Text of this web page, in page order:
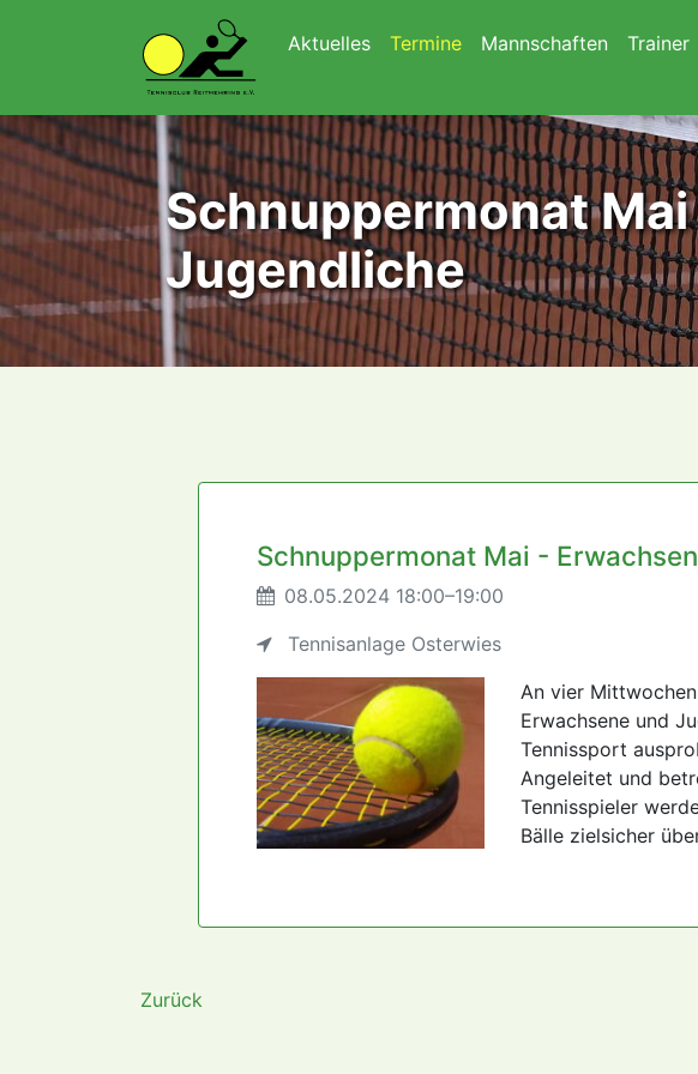
Navigation überspringen
Aktuelles Termine Mannschaften Trainer
Schnuppermonat
Jugendliche
Schnuppermonat Mai -
08.05.2024 18:00–19:00
Tennisanlage Osterwies
An vier
Erwachsene und
Tennissport
Angeleitet und
Tennisspieler
Bälle zielsicher
Zurück